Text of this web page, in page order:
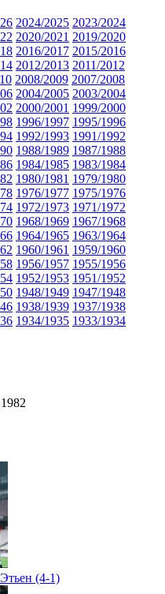
2024/2025 2023/2024
2020/2021 2019/2020
2016/2017 2015/2016
2012/2013 2011/2012
2008/2009 2007/2008
2004/2005 2003/2004
2000/2001 1999/2000
1996/1997 1995/1996
1992/1993 1991/1992
1988/1989 1987/1988
1984/1985 1983/1984
1980/1981 1979/1980
1976/1977 1975/1976
1972/1973 1971/1972
1968/1969 1967/1968
1964/1965 1963/1964
1960/1961 1959/1960
1956/1957 1955/1956
1952/1953 1951/1952
1948/1949 1947/1948
1938/1939 1937/1938
1934/1935 1933/1934
(4-1)